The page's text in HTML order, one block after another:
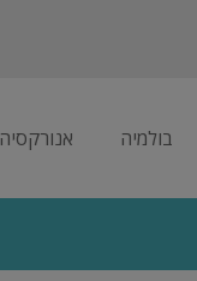
בולמיה אנורקסיה